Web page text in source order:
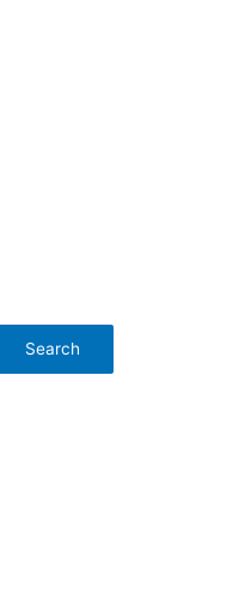
Search